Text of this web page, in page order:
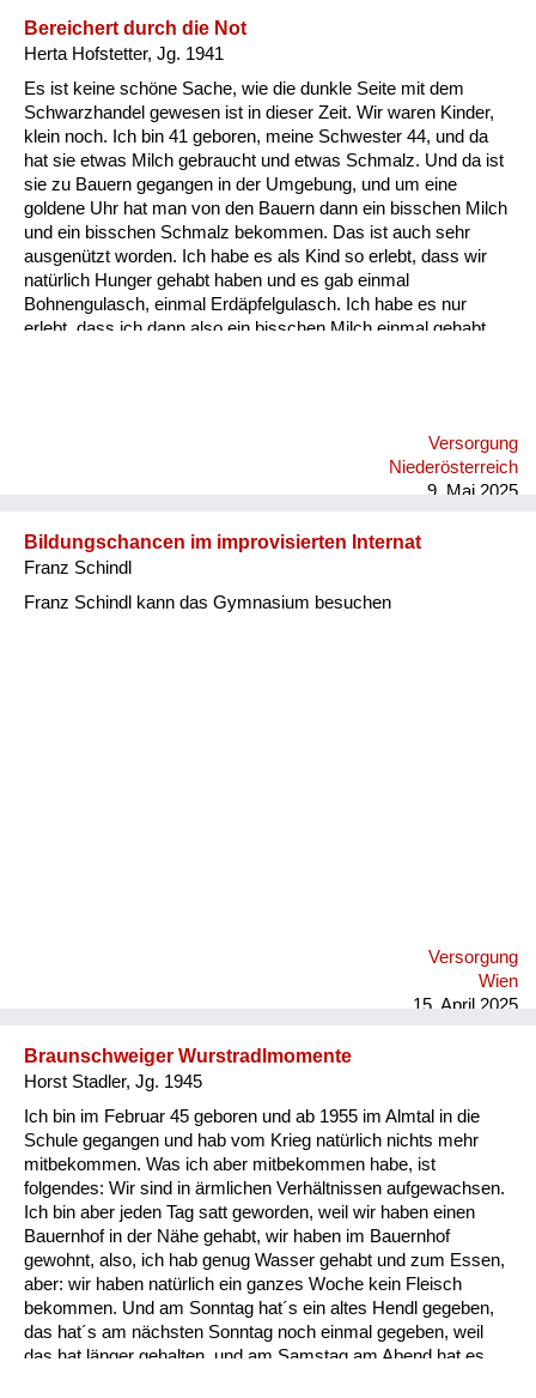
Bereichert durch die Not
Herta Hofstetter, Jg. 1941
Es ist keine schöne Sache, wie die dunkle Seite mit dem
Schwarzhandel gewesen ist in dieser Zeit. Wir waren Kinder,
klein noch. Ich bin 41 geboren, meine Schwester 44, und da
hat sie etwas Milch gebraucht und etwas Schmalz. Und da ist
sie zu Bauern gegangen in der Umgebung, und um eine
goldene Uhr hat man von den Bauern dann ein bisschen Milch
und ein bisschen Schmalz bekommen. Das ist auch sehr
ausgenützt worden. Ich habe es als Kind so erlebt, dass wir
natürlich Hunger gehabt haben und es gab einmal
Bohnengulasch, einmal Erdäpfelgulasch. Ich habe es nur
erlebt, dass ich dann also ein bisschen Milch einmal gehabt
Versorgung
Niederösterreich
9. Mai 2025
Bildungschancen im improvisierten Internat
Franz Schindl
Franz Schindl kann das Gymnasium besuchen
Versorgung
Wien
15. April 2025
Braunschweiger Wurstradlmomente
Horst Stadler, Jg. 1945
Ich bin im Februar 45 geboren und ab 1955 im Almtal in die
Schule gegangen und hab vom Krieg natürlich nichts mehr
mitbekommen. Was ich aber mitbekommen habe, ist
folgendes: Wir sind in ärmlichen Verhältnissen aufgewachsen.
Ich bin aber jeden Tag satt geworden, weil wir haben einen
Bauernhof in der Nähe gehabt, wir haben im Bauernhof
gewohnt, also, ich hab genug Wasser gehabt und zum Essen,
aber: wir haben natürlich ein ganzes Woche kein Fleisch
bekommen. Und am Sonntag hat´s ein altes Hendl gegeben,
das hat´s am nächsten Sonntag noch einmal gegeben, weil
das hat länger gehalten, und am Samstag am Abend hat es